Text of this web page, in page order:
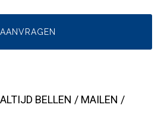
BELLEN / MAILEN /